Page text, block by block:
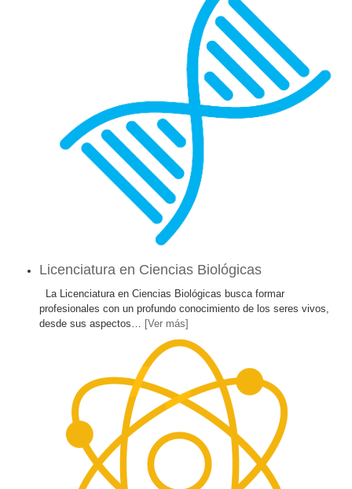
Licenciatura en Ciencias Biológicas
La Licenciatura en Ciencias Biológicas busca formar
profesionales con un profundo conocimiento de los seres vivos,
desde sus aspectos
[Ver más]